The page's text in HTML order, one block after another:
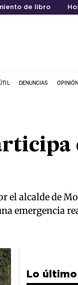
de libro
DENUNCIAS OPINIÓN
el alcalde de
emergencia
Lo último